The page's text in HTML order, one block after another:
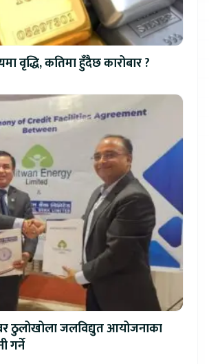
वृद्धि, कतिमा हुँदैछ कारोबार ?
ठुलोखोला जलविद्युत आयोजनाका
गर्ने